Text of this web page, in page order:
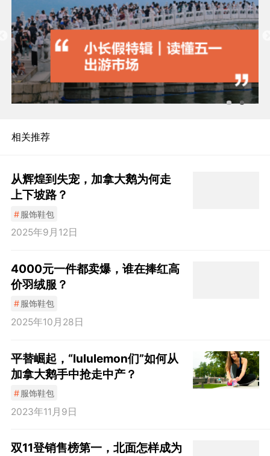
相关推荐
从辉煌到失宠，加拿大鹅为何走
上下坡路？
#服饰鞋包
2025年9月12日
4000元一件都卖爆，谁在捧红高
价羽绒服？
#服饰鞋包
2025年10月28日
平替崛起，“lululemon们”如何从
加拿大鹅手中抢走中产？
#服饰鞋包
2023年11月9日
双11登销售榜第一，北面怎样成为